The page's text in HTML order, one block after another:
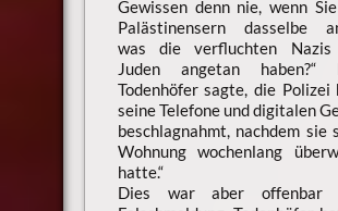
Gewissen denn nie, wenn
Palästinensern dasselbe
was die verfluchten Nazis
Juden angetan haben?“
Todenhöfer sagte, die Polizei
seine Telefone und digitalen
beschlagnahmt, nachdem sie
Wohnung wochenlang
hatte.“
Dies war aber offenbar